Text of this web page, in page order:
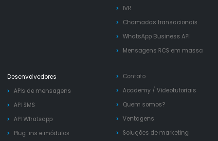
IVR
Chamadas transacionais
WhatsApp Business API
Mensagens RCS em massa
Desenvolvedores
APIs de mensagens
API SMS
API Whatsapp
Plug-ins e módulos
Contato
Academy / Videotutoriais
Quem somos?
Ventagens
Soluções de marketing